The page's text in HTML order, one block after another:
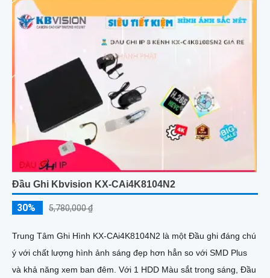
Đầu Ghi Kbvision KX-CAi4K8104N2
30% 5,780,000 ₫
Trung Tâm Ghi Hình KX-CAi4K8104N2 là một Đầu ghi đáng chú
ý với chất lượng hình ảnh sáng đẹp hơn hẳn so với SMD Plus
và khả năng xem ban đêm. Với 1 HDD Màu sắt trong sáng, Đầu